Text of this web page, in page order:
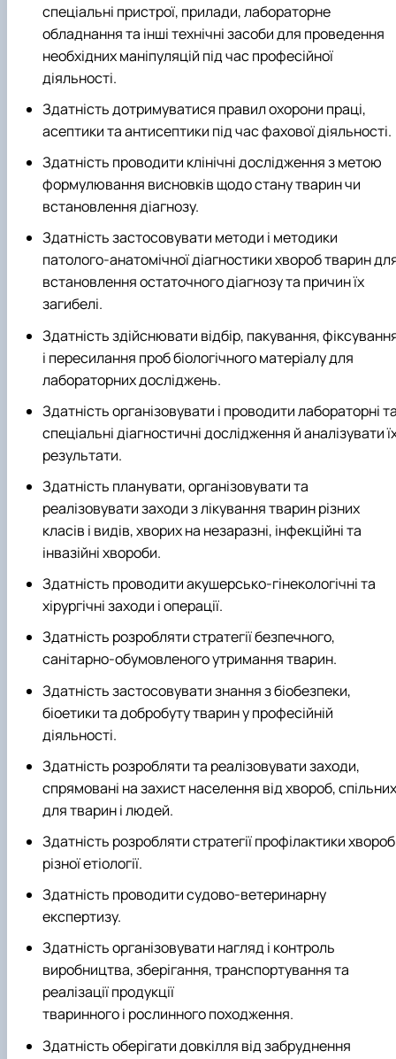
спеціальні пристрої, прилади, лабораторне
обладнання та інші технічні засоби для проведення
необхідних маніпуляцій під час професійної
діяльності.
Здатність дотримуватися правил охорони праці,
асептики та антисептики під час фахової діяльності.
Здатність проводити клінічні дослідження з метою
формулювання висновків щодо стану тварин чи
встановлення діагнозу.
Здатність застосовувати методи і методики
патолого-анатомічної діагностики хвороб тварин
встановлення остаточного діагнозу та причин їх
загибелі.
Здатність здійснювати відбір, пакування,
і пересилання проб біологічного матеріалу для
лабораторних досліджень.
Здатність організовувати і проводити лабораторні
спеціальні діагностичні дослідження й аналізувати
результати.
Здатність планувати, організовувати та
реалізовувати заходи з лікування тварин різних
класів і видів, хворих на незаразні, інфекційні та
інвазійні хвороби.
Здатність проводити акушерсько-гінекологічні та
хірургічні заходи і операції.
Здатність розробляти стратегії безпечного,
санітарно-обумовленого утримання тварин.
Здатність застосовувати знання з біобезпеки,
біоетики та добробуту тварин у професійній
діяльності.
Здатність розробляти та реалізовувати заходи,
спрямовані на захист населення від хвороб, спільних
для тварин і людей.
Здатність розробляти стратегії профілактики хвороб
різної етіології.
Здатність проводити судово-ветеринарну
експертизу.
Здатність організовувати нагляд і контроль
виробництва, зберігання, транспортування та
реалізації продукції
тваринного і рослинного походження.
Здатність оберігати довкілля від забруднення